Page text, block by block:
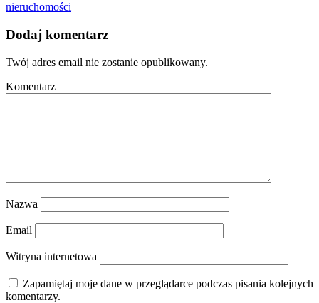
nieruchomości
Dodaj komentarz
Twój adres email nie zostanie opublikowany.
Komentarz
Nazwa
Email
Witryna internetowa
Zapamiętaj moje dane w przeglądarce podczas pisania kolejnych
komentarzy.